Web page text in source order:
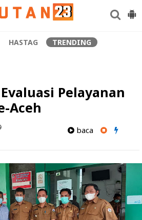
HASTAG TRENDING
Pelayanan
Aceh
baca